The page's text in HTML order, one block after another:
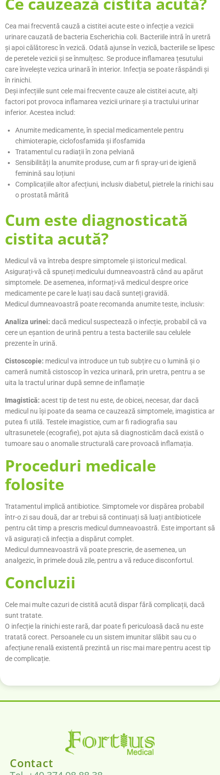
Cea mai frecventă cauză a cistitei acute este o infecție a vezicii
urinare cauzată de bacteria Escherichia coli. Bacteriile intră în uretră
și apoi călătoresc în vezică. Odată ajunse în vezică, bacteriile se lipesc
de peretele vezicii și se înmulțesc. Se produce inflamarea țesutului
care învelește vezica urinară în interior. Infecția se poate răspândi și
în rinichi.
Deși infecțiile sunt cele mai frecvente cauze ale cistitei acute, alți
factori pot provoca inflamarea vezicii urinare și a tractului urinar
inferior. Acestea includ:
Anumite medicamente, în special medicamentele pentru
chimioterapie, ciclofosfamida și ifosfamida
Tratamentul cu radiații în zona pelviană
Sensibilități la anumite produse, cum ar fi spray-uri de igienă
feminină sau loțiuni
Complicațiile altor afecțiuni, inclusiv diabetul, pietrele la rinichi sau
o prostată mărită
Cum este diagnosticată
cistita acută?
Medicul vă va întreba despre simptomele și istoricul medical.
Asigurați-vă că spuneți medicului dumneavoastră când au apărut
simptomele. De asemenea, informați-vă medicul despre orice
medicamente pe care le luați sau dacă sunteți gravidă.
Medicul dumneavoastră poate recomanda anumite teste, inclusiv:
Analiza urinei: dacă medicul suspectează o infecție, probabil că va
cere un eșantion de urină pentru a testa bacteriile sau celulele
prezente în urină.
Cistoscopie: medicul va introduce un tub subțire cu o lumină și o
cameră numită cistoscop în vezica urinară, prin uretra, pentru a se
uita la tractul urinar după semne de inflamație
Imagistică: acest tip de test nu este, de obicei, necesar, dar dacă
medicul nu îşi poate da seama ce cauzează simptomele, imagistica ar
putea fi utilă. Testele imagistice, cum ar fi radiografia sau
ultrasunetele (ecografie), pot ajuta să diagnosticăm dacă există o
tumoare sau o anomalie structurală care provoacă inflamația.
Proceduri medicale
folosite
Tratamentul implică antibiotice. Simptomele vor dispărea probabil
într-o zi sau două, dar ar trebui să continuați să luați antibioticele
pentru cât timp a prescris medicul dumneavoastră. Este important să
vă asigurați că infecția a dispărut complet.
Medicul dumneavoastră vă poate prescrie, de asemenea, un
analgezic, în primele două zile, pentru a vă reduce disconfortul.
Concluzii
Cele mai multe cazuri de cistită acută dispar fără complicații, dacă
sunt tratate.
O infecție la rinichi este rară, dar poate fi periculoasă dacă nu este
tratată corect. Persoanele cu un sistem imunitar slăbit sau cu o
afecțiune renală existentă prezintă un risc mai mare pentru acest tip
de complicație.
Contact